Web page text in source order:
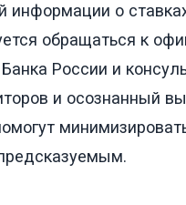
информации о
обращаться к
России и
и осознанный